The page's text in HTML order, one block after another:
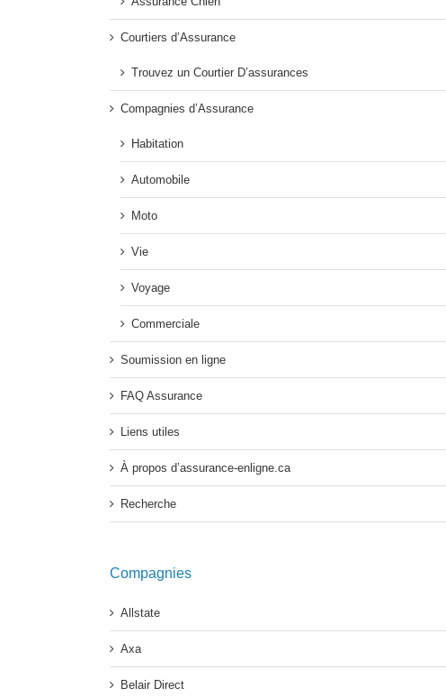
Courtiers d’Assurance
Trouvez un Courtier D’assurances
Compagnies d’Assurance
Habitation
Automobile
Moto
Vie
Voyage
Commerciale
Soumission en ligne
FAQ Assurance
Liens utiles
À propos d’assurance-enligne.ca
Recherche
Compagnies
Allstate
Axa
Belair Direct